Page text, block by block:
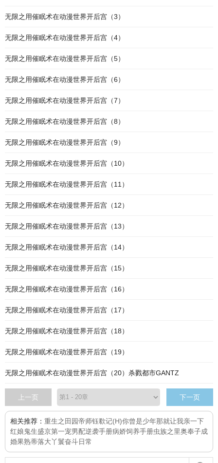
无限之用催眠术在动漫世界开后宫（3）
无限之用催眠术在动漫世界开后宫（4）
无限之用催眠术在动漫世界开后宫（5）
无限之用催眠术在动漫世界开后宫（6）
无限之用催眠术在动漫世界开后宫（7）
无限之用催眠术在动漫世界开后宫（8）
无限之用催眠术在动漫世界开后宫（9）
无限之用催眠术在动漫世界开后宫（10）
无限之用催眠术在动漫世界开后宫（11）
无限之用催眠术在动漫世界开后宫（12）
无限之用催眠术在动漫世界开后宫（13）
无限之用催眠术在动漫世界开后宫（14）
无限之用催眠术在动漫世界开后宫（15）
无限之用催眠术在动漫世界开后宫（16）
无限之用催眠术在动漫世界开后宫（17）
无限之用催眠术在动漫世界开后宫（18）
无限之用催眠术在动漫世界开后宫（19）
无限之用催眠术在动漫世界开后宫（20）杀戮都市GANTZ
上一页 下一页
相关推荐： 重生之田园帝师钰欷记(H)你曾是少年那就让我亲一下
红娘鬼生盛京第一宠男配逆袭手册病娇饲养手册虫族之里奥奉子成
婚果熟蒂落大丫鬟奋斗日常